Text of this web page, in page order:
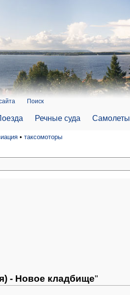
Поиск
Речные суда Самолеты
• таксомоторы
- Новое кладбище"